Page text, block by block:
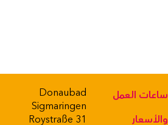
Donaubad
Sigmaringen
Roystraße 31
ساعات العمل
والأسعار